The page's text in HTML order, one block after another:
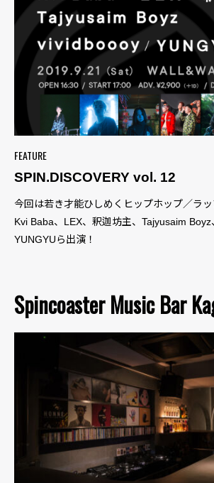
FEATURE
SPIN.DISCOVERY vol. 12
今回は若き才能ひしめくヒップホップ／ラッ
Kvi Baba、LEX、釈迦坊主、Tajyusaim Boyz
YUNGYUら出演！
Spincoaster Music Bar